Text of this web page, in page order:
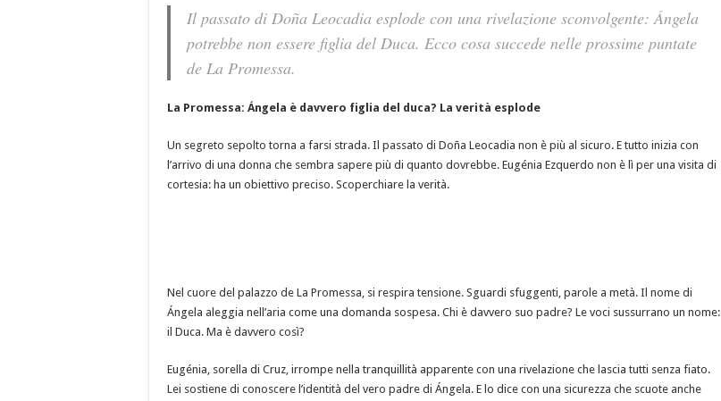
Il passato di Doña Leocadia esplode con una rivelazione sconvolgente: Ángela
potrebbe non essere figlia del Duca. Ecco cosa succede nelle prossime puntate
de La Promessa.
La Promessa: Ángela è davvero figlia del duca? La verità esplode
Un segreto sepolto torna a farsi strada. Il passato di Doña Leocadia non è più al sicuro. E tutto inizia con
l’arrivo di una donna che sembra sapere più di quanto dovrebbe. Eugénia Ezquerdo non è lì per una visita di
cortesia: ha un obiettivo preciso. Scoperchiare la verità.
Nel cuore del palazzo de La Promessa, si respira tensione. Sguardi sfuggenti, parole a metà. Il nome di
Ángela aleggia nell’aria come una domanda sospesa. Chi è davvero suo padre? Le voci sussurrano un nome:
il Duca. Ma è davvero così?
Eugénia, sorella di Cruz, irrompe nella tranquillità apparente con una rivelazione che lascia tutti senza fiato.
Lei sostiene di conoscere l’identità del vero padre di Ángela. E lo dice con una sicurezza che scuote anche